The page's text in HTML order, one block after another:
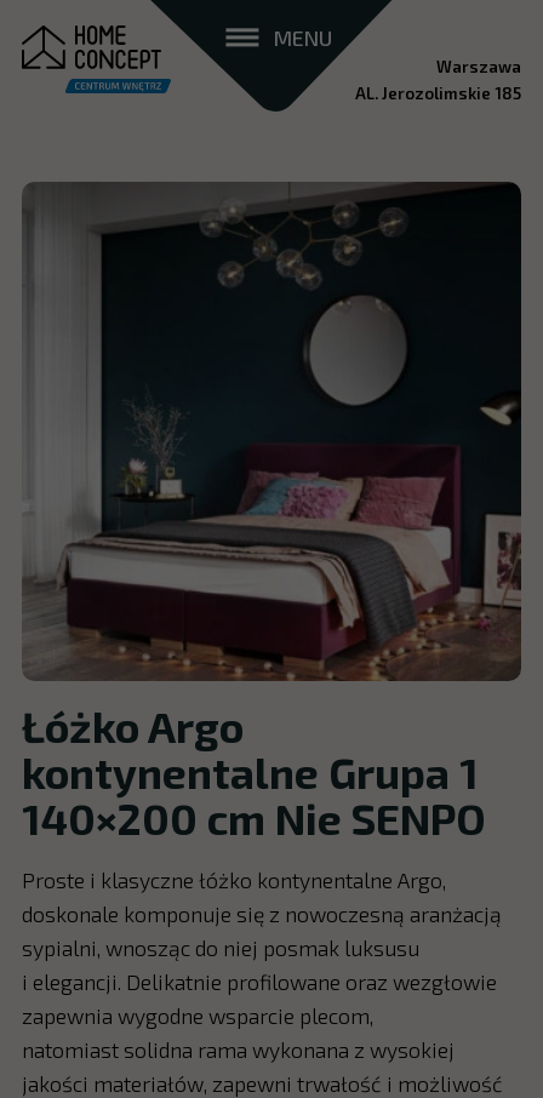
MENU
Warszawa
AL. Jerozolimskie 185
Łóżko Argo
kontynentalne Grupa 1
140×200 cm Nie SENPO
Proste i klasyczne łóżko kontynentalne Argo,
doskonale komponuje się z nowoczesną aranżacją
sypialni, wnosząc do niej posmak luksusu
i elegancji. Delikatnie profilowane oraz wezgłowie
zapewnia wygodne wsparcie plecom,
natomiast solidna rama wykonana z wysokiej
jakości materiałów, zapewni trwałość i możliwość